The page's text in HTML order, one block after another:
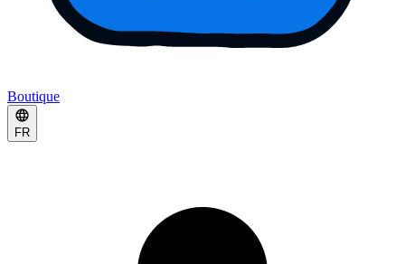
Boutique
FR